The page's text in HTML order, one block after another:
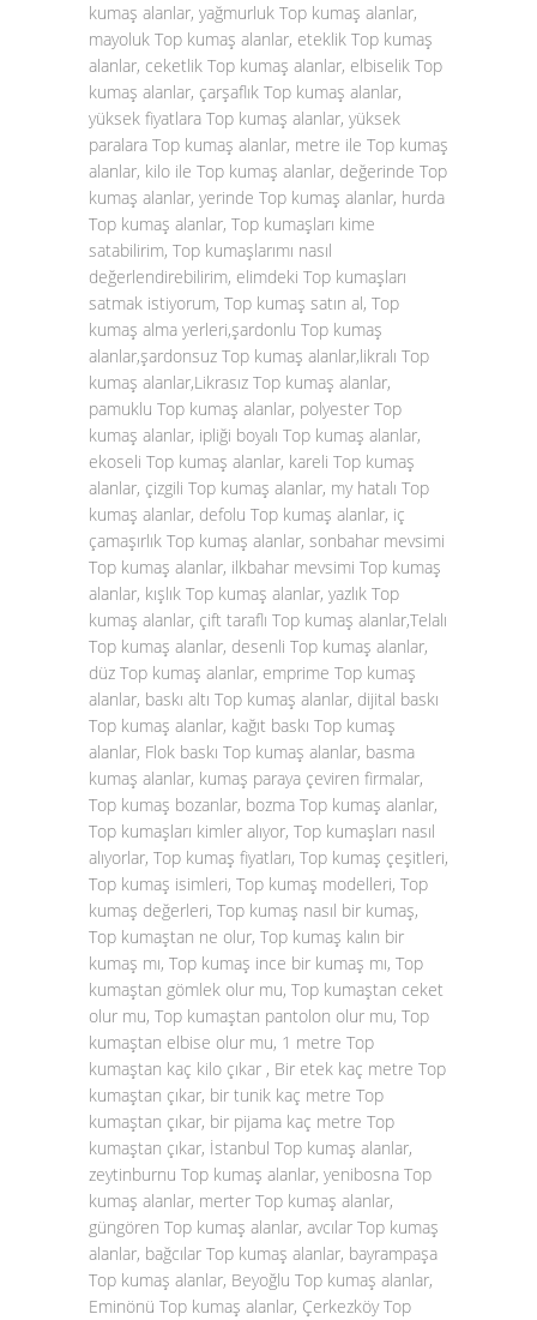
kumaş alanlar, yağmurluk Top kumaş alanlar,
mayoluk Top kumaş alanlar, eteklik Top kumaş
alanlar, ceketlik Top kumaş alanlar, elbiselik Top
kumaş alanlar, çarşaflık Top kumaş alanlar,
yüksek fiyatlara Top kumaş alanlar, yüksek
paralara Top kumaş alanlar, metre ile Top kumaş
alanlar, kilo ile Top kumaş alanlar, değerinde Top
kumaş alanlar, yerinde Top kumaş alanlar, hurda
Top kumaş alanlar, Top kumaşları kime
satabilirim, Top kumaşlarımı nasıl
değerlendirebilirim, elimdeki Top kumaşları
satmak istiyorum, Top kumaş satın al, Top
kumaş alma yerleri,şardonlu Top kumaş
alanlar,şardonsuz Top kumaş alanlar,likralı Top
kumaş alanlar,Likrasız Top kumaş alanlar,
pamuklu Top kumaş alanlar, polyester Top
kumaş alanlar, ipliği boyalı Top kumaş alanlar,
ekoseli Top kumaş alanlar, kareli Top kumaş
alanlar, çizgili Top kumaş alanlar, my hatalı Top
kumaş alanlar, defolu Top kumaş alanlar, iç
çamaşırlık Top kumaş alanlar, sonbahar mevsimi
Top kumaş alanlar, ilkbahar mevsimi Top kumaş
alanlar, kışlık Top kumaş alanlar, yazlık Top
kumaş alanlar, çift taraflı Top kumaş alanlar,Telalı
Top kumaş alanlar, desenli Top kumaş alanlar,
düz Top kumaş alanlar, emprime Top kumaş
alanlar, baskı altı Top kumaş alanlar, dijital baskı
Top kumaş alanlar, kağıt baskı Top kumaş
alanlar, Flok baskı Top kumaş alanlar, basma
kumaş alanlar, kumaş paraya çeviren firmalar,
Top kumaş bozanlar, bozma Top kumaş alanlar,
Top kumaşları kimler alıyor, Top kumaşları nasıl
alıyorlar, Top kumaş fiyatları, Top kumaş çeşitleri,
Top kumaş isimleri, Top kumaş modelleri, Top
kumaş değerleri, Top kumaş nasıl bir kumaş,
Top kumaştan ne olur, Top kumaş kalın bir
kumaş mı, Top kumaş ince bir kumaş mı, Top
kumaştan gömlek olur mu, Top kumaştan ceket
olur mu, Top kumaştan pantolon olur mu, Top
kumaştan elbise olur mu, 1 metre Top
kumaştan kaç kilo çıkar , Bir etek kaç metre Top
kumaştan çıkar, bir tunik kaç metre Top
kumaştan çıkar, bir pijama kaç metre Top
kumaştan çıkar, İstanbul Top kumaş alanlar,
zeytinburnu Top kumaş alanlar, yenibosna Top
kumaş alanlar, merter Top kumaş alanlar,
güngören Top kumaş alanlar, avcılar Top kumaş
alanlar, bağcılar Top kumaş alanlar, bayrampaşa
Top kumaş alanlar, Beyoğlu Top kumaş alanlar,
Eminönü Top kumaş alanlar, Çerkezköy Top